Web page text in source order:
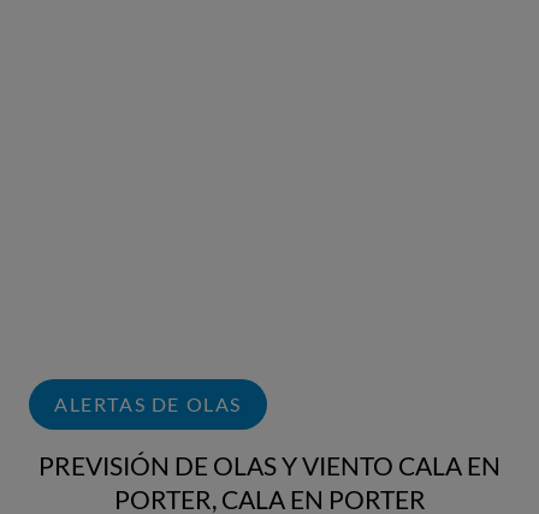
ALERTAS DE OLAS
PREVISIÓN DE OLAS Y VIENTO CALA EN
PORTER, CALA EN PORTER